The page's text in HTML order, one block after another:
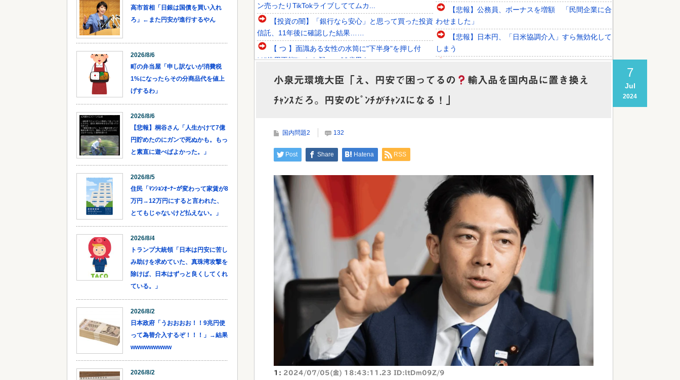
Powered by livedoor 相互RSS
ン売ったりTikTokライブしててムカ...
【投資の闇】「銀行なら安心」と思って買った投資
信託、11年後に確認した結果……
【 つ 】面識ある女性の水筒に"下半身"を押し付
け"使用不能"にした疑い 66歳男を...
【速報】中露の武装軍艦4隻が日本一周『いつでも
国家沈没させられるぞ』
【悲報】ラッパーさん、札束披露するもネット民か
【悲報】公務員、ボーナスを増額 「民間企業に合
わせました」
【悲報】日本円、「日米協調介入」すら無効化して
しまう
【悲報】ショートスリーパー堀さんと高須クリニッ
7
Jul
2024
小泉元環境大臣「え、円安で困ってるの
輸入品を国内品に置き換え
ﾁｬﾝｽだろ。円安のﾋﾟﾝﾁがﾁｬﾝｽになる！」
国内問題2 132
Post Share Hatena RSS
1: 2024/07/05(金) 18:43:11.23 ID:ltDm09Z/9
高市首相「日銀は国債を買い入れ
ろ」←また円安が進行するやん
2026/8/6
町の弁当屋「申し訳ないが消費税
1%になったらその分商品代を値上
げするわ」
2026/8/6
【悲報】桐谷さん「人生かけて7億
円貯めたのにガンで死ぬかも。もっ
と素直に遊べばよかった。」
2026/8/5
住民「ﾏﾝｼｮﾝｵｰﾅｰが変わって家賃が8
万円→12万円にすると言われた、
とてもじゃないけど払えない。」
2026/8/4
トランプ大統領「日本は円安に苦し
み助けを求めていた、真珠湾攻撃を
除けば、日本はずっと良くしてくれ
ている。」
2026/8/2
日本政府「うおおおお！！9兆円使
って為替介入するぞ！！！」→結果
wwwwwwwww
2026/8/2